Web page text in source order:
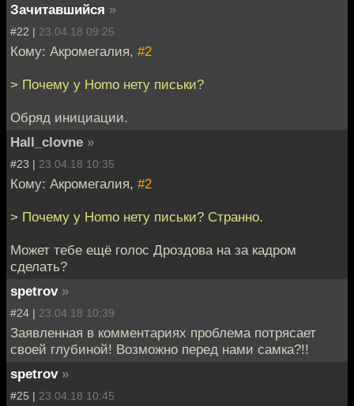
Зачитавшийся »
#22 | 23.04.18 09:25
Кому: Акромегалия, #2
> Почему у Homo нету письки?
Обряд инициации.
Hall_clovne »
#23 | 23.04.18 10:35
Кому: Акромегалия, #2
> Почему у Homo нету письки? Странно.
Может тебе ещё голос Дроздова на за кадром
сделать?
spetrov »
#24 | 23.04.18 10:39
Заявленная в комментариях проблема потрясает
своей глубиной! Возможно перед нами самка?!!
spetrov »
#25 | 23.04.18 10:45